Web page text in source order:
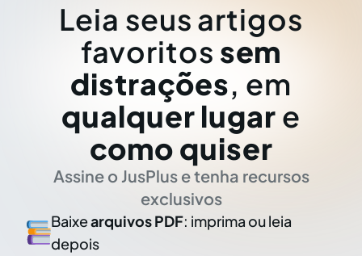
Leia seus artigos
favoritos sem
distrações, em
qualquer lugar e
como quiser
Assine o JusPlus e tenha recursos
exclusivos
Baixearquivos PDF: imprima ou leia
depois